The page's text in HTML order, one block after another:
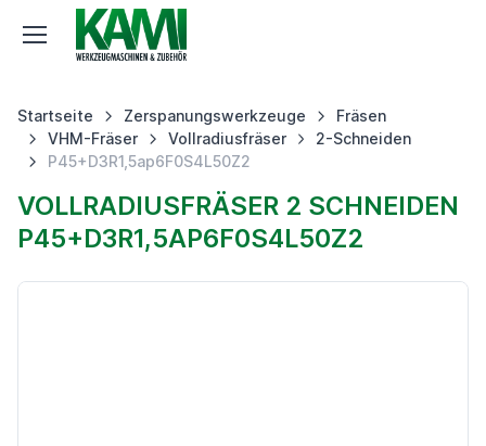
Startseite Zerspanungswerkzeuge
Fräsen
VHM-Fräser
Vollradiusfräser
2-Schneiden
P45+D3R1,5ap6F0S4L50Z2
VOLLRADIUSFRÄSER 2 SCHNEIDEN
P45+D3R1,5AP6F0S4L50Z2